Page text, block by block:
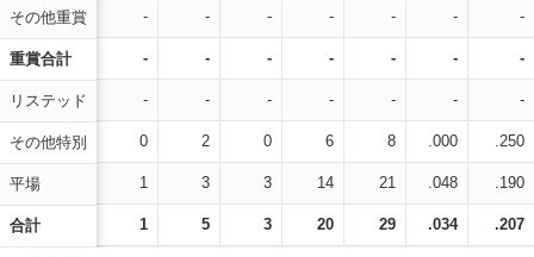
その他重賞
重賞合計
リステッド
その他特別
平場
合計
- - - - - - -
- - - - - - -
- - - - - - -
0 2 0 6 8 .000 .250
1 3 3 14 21 .048 .190
1 5 3 20 29 .034 .207